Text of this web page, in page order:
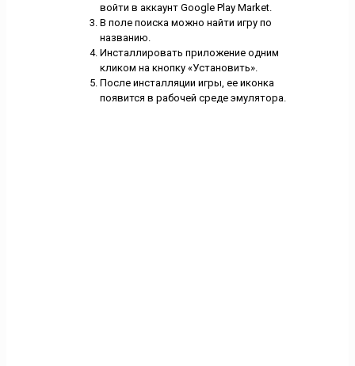
войти в аккаунт Google Play Market.
В поле поиска можно найти игру по
названию.
Инсталлировать приложение одним
кликом на кнопку «Установить».
После инсталляции игры, ее иконка
появится в рабочей среде эмулятора.